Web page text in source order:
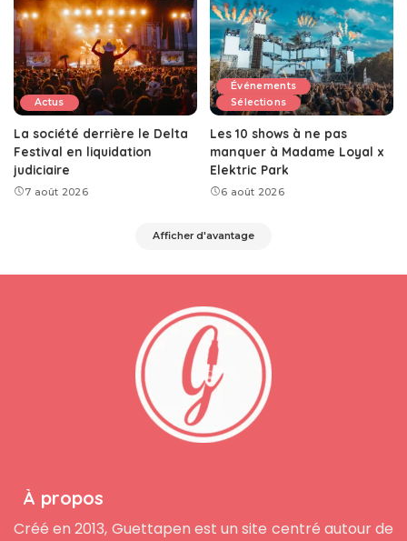
Actus
La société derrière le Delta
Festival en liquidation
judiciaire
7 août 2026
Événements
Sélections
Les 10 shows à ne pas
manquer à Madame Loyal x
Elektric Park
6 août 2026
Afficher d'avantage
À propos
Créé en 2013, Guettapen est un site centré autour de